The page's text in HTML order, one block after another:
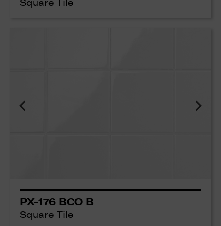
Square Tile
PX-176 BCO B
Square Tile